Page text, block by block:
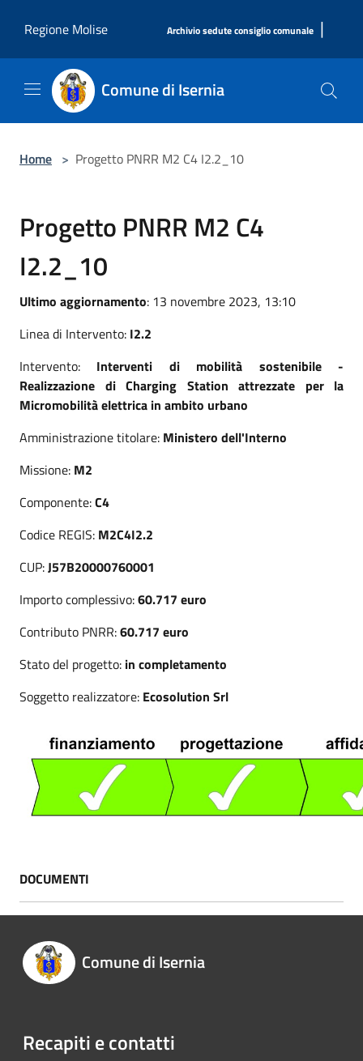
Regione Molise
Archivio sedute consiglio comunale |
Comune di Isernia
Home > Progetto PNRR M2 C4 I2.2_10
Progetto PNRR M2 C4
I2.2_10
Ultimo aggiornamento: 13 novembre 2023, 13:10
Linea di Intervento: I2.2
Intervento: Interventi di mobilità sostenibile -
Realizzazione di Charging Station attrezzate per la
Micromobilità elettrica in ambito urbano
Amministrazione titolare: Ministero dell'Interno
Missione: M2
Componente:C4
Codice REGIS: M2C4I2.2
CUP:J57B20000760001
Importo complessivo:60.717 euro
Contributo PNRR:60.717 euro
Stato del progetto: in completamento
Soggetto realizzatore: Ecosolution Srl
DOCUMENTI
Comune di Isernia
Recapiti e contatti